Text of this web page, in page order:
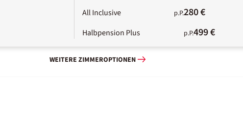
All Inclusive p.P.280 €
Halbpension Plus p.P.499 €
WEITERE ZIMMEROPTIONEN